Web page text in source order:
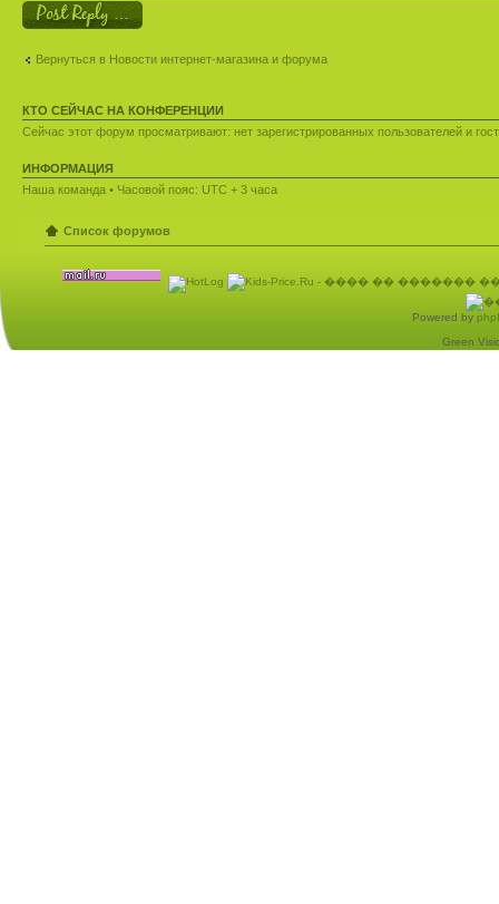
Ответить
Вернуться в Новости интернет-магазина и форума
КТО СЕЙЧАС НА КОНФЕРЕНЦИИ
Сейчас этот форум просматривают: нет зарегистрированных пользователей и
ИНФОРМАЦИЯ
Наша команда • Часовой пояс: UTC + 3 часа
Список форумов
Powered by
Green